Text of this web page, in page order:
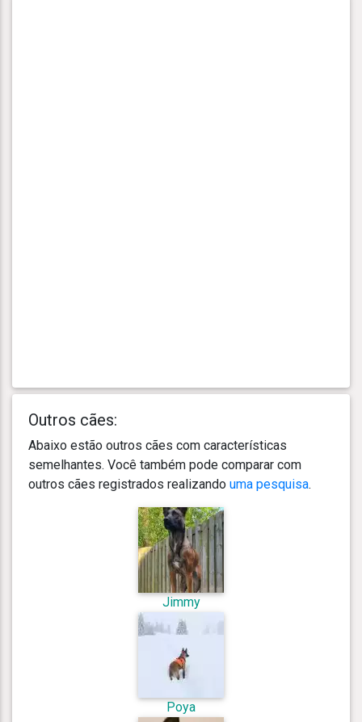
Outros cães:
Abaixo estão outros cães com características
semelhantes. Você também pode comparar com
outros cães registrados realizando uma pesquisa.
Jimmy
Poya